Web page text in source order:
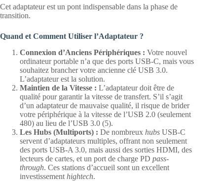
Cet adaptateur est un pont indispensable dans la phase de
transition.
Quand et Comment Utiliser l’Adaptateur ?
Connexion d’Anciens Périphériques : Votre nouvel
ordinateur portable n’a que des ports USB-C, mais vous
souhaitez brancher votre ancienne clé USB 3.0.
L’adaptateur est la solution.
Maintien de la Vitesse : L’adaptateur doit être de
qualité pour garantir la vitesse de transfert. S’il s’agit
d’un adaptateur de mauvaise qualité, il risque de brider
votre périphérique à la vitesse de l’USB 2.0 (seulement
480) au lieu de l’USB 3.0 (5).
Les Hubs (Multiports) : De nombreux hubs USB-C
servent d’adaptateurs multiples, offrant non seulement
des ports USB-A 3.0, mais aussi des sorties HDMI, des
lecteurs de cartes, et un port de charge PD pass-
through. Ces stations d’accueil sont un excellent
investissement hightech.